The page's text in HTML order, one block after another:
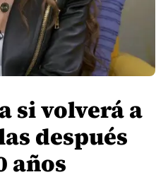
si volverá a
después
años